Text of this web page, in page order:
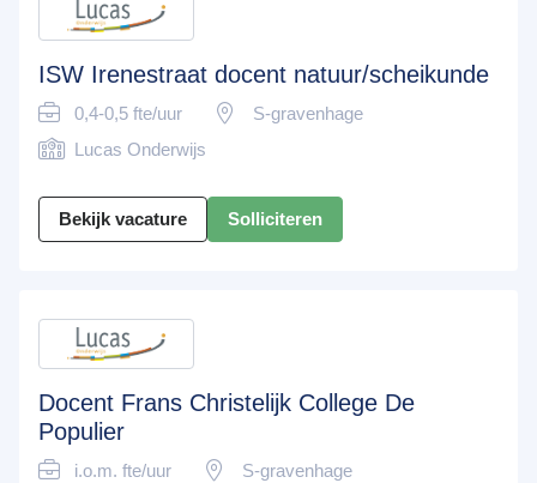
ISW Irenestraat docent natuur/scheikunde
0,4-0,5 fte/uur
S-gravenhage
Lucas Onderwijs
Bekijk vacature Solliciteren
Docent Frans Christelijk College De
Populier
i.o.m. fte/uur
S-gravenhage